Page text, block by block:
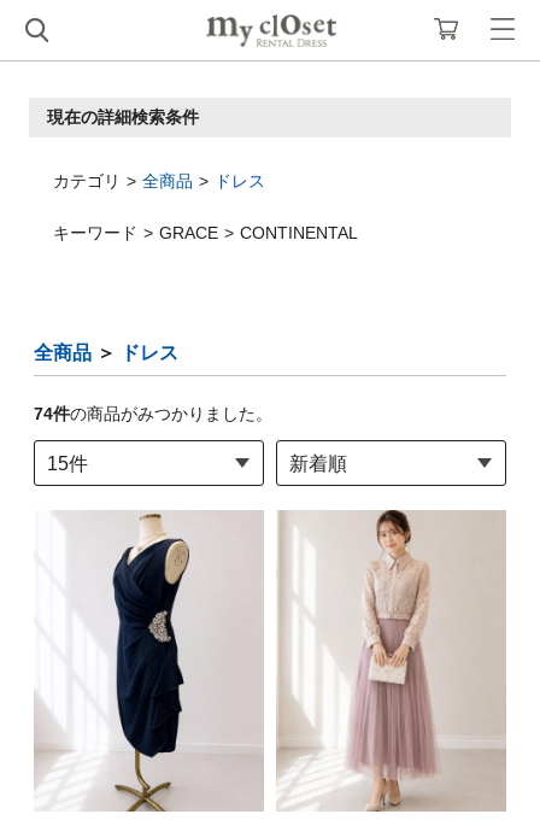
現在の詳細検索条件
カテゴリ 全商品 ドレス
キーワード GRACE CONTINENTAL
全商品 ＞ ドレス
74件の商品がみつかりました。